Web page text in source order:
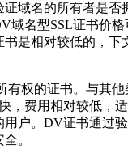
域名的所有者是否
域名型SSL证书价
是相对较低的，下
有权的证书。与其他
，费用相对较低，
户。DV证书通过
。